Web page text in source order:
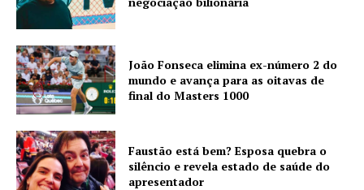
João Fonseca elimina ex-número 2 do
mundo e avança para as oitavas de
final do Masters 1000
Faustão está bem? Esposa quebra o
silêncio e revela estado de saúde do
apresentador